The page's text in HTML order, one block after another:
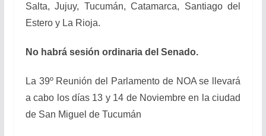
Salta, Jujuy, Tucumán, Catamarca, Santiago del
Estero y La Rioja.
No habrá sesión ordinaria del Senado.
La 39º Reunión del Parlamento de NOA se llevará
a cabo los días 13 y 14 de Noviembre en la ciudad
de San Miguel de Tucumán